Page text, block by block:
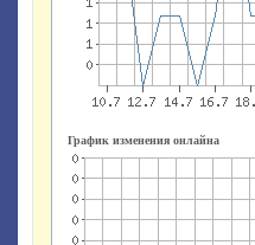
График изменения онлайна